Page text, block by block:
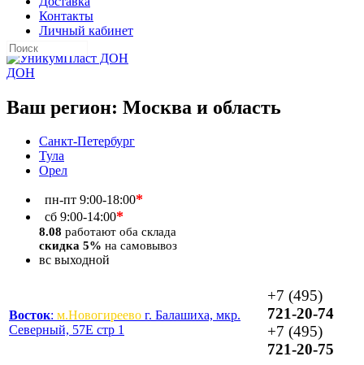
Контакты
Личный кабинет
ДОН
Ваш регион: Москва и область
Санкт-Петербург
Тула
Орел
пн-пт 9:00-18:00*
сб 9:00-14:00*
8.08 работают оба склада
скидка 5% на самовывоз
вс выходной
Восток: м.Новогиреево г. Балашиха, мкр.
Северный, 57Е стр 1
+7 (495)
721-20-74
+7 (495)
721-20-75